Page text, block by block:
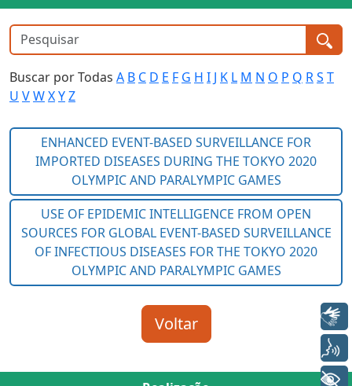
Buscar por Todas A B C D E F G H I J K L M N O P Q RS T
U VWXYZ